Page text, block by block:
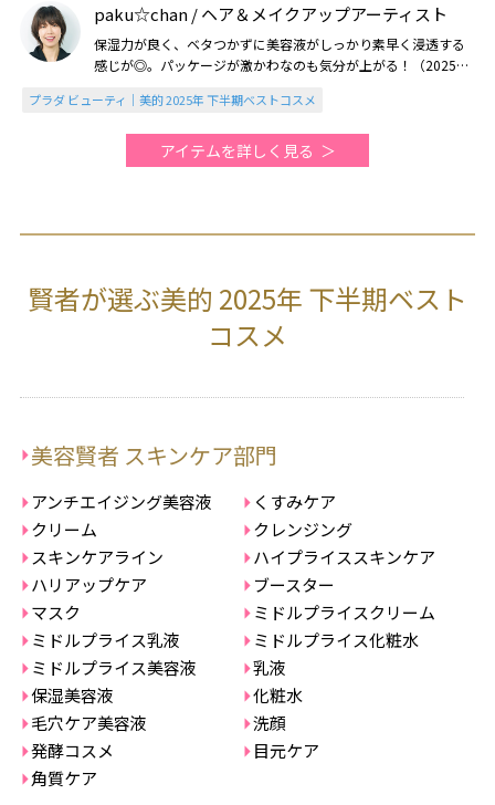
paku☆chan / ヘア＆メイクアップアーティスト
保湿力が良く、ベタつかずに美容液がしっかり素早く浸透する
感じが◎。パッケージが激かわなのも気分が上がる！（2025美
プラダ ビューティ｜美的 2025年 下半期ベストコスメ
アイテムを詳しく見る
賢者が選ぶ美的 2025年 下半期ベスト
コスメ
美容賢者 スキンケア部門
アンチエイジング美容液
くすみケア
クリーム
クレンジング
スキンケアライン
ハイプライススキンケア
ハリアップケア
ブースター
マスク
ミドルプライスクリーム
ミドルプライス乳液
ミドルプライス化粧水
ミドルプライス美容液
乳液
保湿美容液
化粧水
毛穴ケア美容液
洗顔
発酵コスメ
目元ケア
角質ケア